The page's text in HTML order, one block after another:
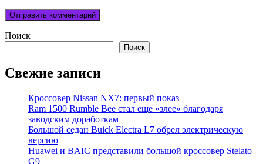
Поиск
Поиск
Свежие записи
Кроссовер Nissan NX7: первый показ
Ram 1500 Rumble Bee стал еще «злее» благодаря
заводским доработкам
Большой седан Buick Electra L7 обрел электрическую
версию
Huawei и BAIC представили большой кроссовер Stelato
G9